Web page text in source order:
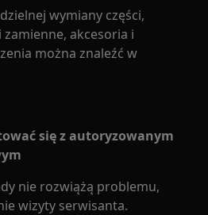
wymiany części,
akcesoria i
można znaleźć w
się z autoryzowanym
nie rozwiążą problemu,
wizyty serwisanta.